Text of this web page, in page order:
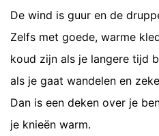
De wind is guur en de
Zelfs met goede, warme
koud zijn als je langere tijd
als je gaat wandelen en
Dan is een deken over je
je knieën warm.